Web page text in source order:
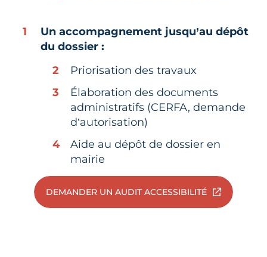
Un accompagnement jusqu’au dépôt
du dossier :
Priorisation des travaux
Élaboration des documents
administratifs (CERFA, demande
d’autorisation)
Aide au dépôt de dossier en
mairie
DEMANDER UN AUDIT ACCESSIBILITÉ